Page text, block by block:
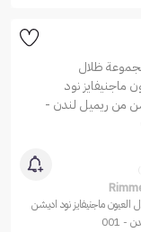
ماجنيفايز نود اديشن
001